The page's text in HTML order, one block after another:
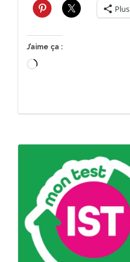
Plus
J’aime ça :
Chargement…